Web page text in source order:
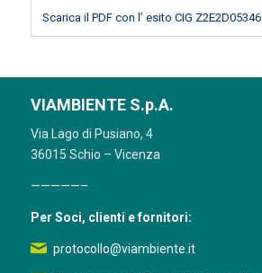
Scarica il PDF con l’ esito CIG Z2E2D05346
VIAMBIENTE S.p.A.
Via Lago di Pusiano, 4
36015 Schio – Vicenza
—————–
Per Soci, clienti e fornitori:
protocollo@viambiente.it